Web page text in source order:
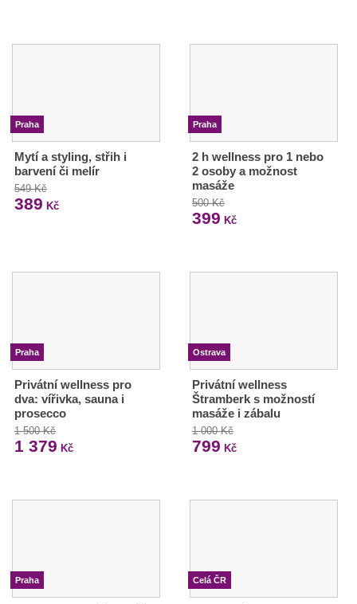
Praha
Mytí a styling, střih i
barvení či melír
549 Kč
389 Kč
Praha
2 h wellness pro 1 nebo
2 osoby a možnost
masáže
500 Kč
399 Kč
Praha
Privátní wellness pro
dva: vířivka, sauna i
prosecco
1 500 Kč
1 379 Kč
Ostrava
Privátní wellness
Štramberk s možností
masáže i zábalu
1 000 Kč
799 Kč
Praha Celá ČR